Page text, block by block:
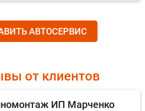
АВТОСЕРВИС
от клиентов
ИП Марченко